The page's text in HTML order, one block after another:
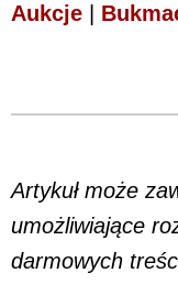
Aukcje
Artykuł może
umożliwiające
darmowych